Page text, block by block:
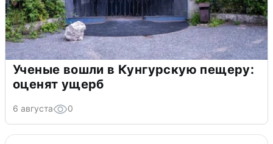
Ученые вошли в Кунгурскую пещеру:
оценят ущерб
6 августа 0